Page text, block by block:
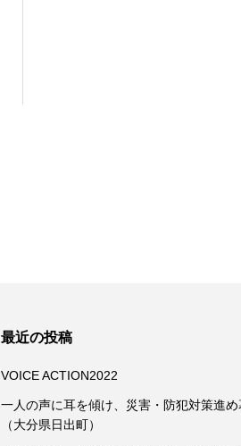
最近の投稿
VOICE ACTION2022
一人の声に耳を傾け、災害・防犯対策進
（大分県日出町）